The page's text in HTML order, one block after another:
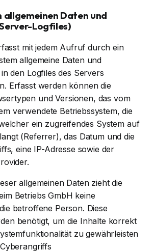
allgemeinen Daten und
Logfiles)
mit jedem Aufruf durch ein
allgemeine Daten und
den Logfiles des Servers
Erfasst werden können die
und Versionen, das vom
verwendete Betriebssystem, die
ein zugreifendes System auf
(Referrer), das Datum und die
eine IP-Adresse sowie der
allgemeinen Daten zieht die
Betriebs GmbH keine
betroffene Person. Diese
benötigt, um die Inhalte korrekt
zu gewährleisten